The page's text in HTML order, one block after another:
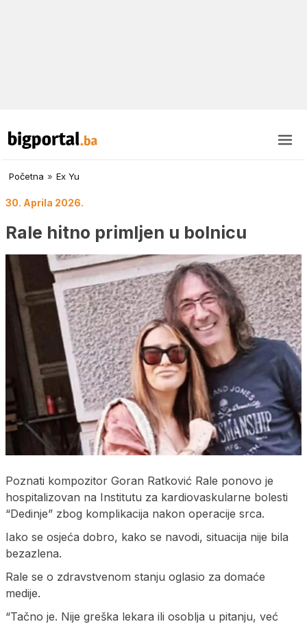
Početna » Ex Yu
30. Aprila 2026.
Rale hitno primljen u bolnicu
Poznati kompozitor Goran Ratković Rale ponovo je
hospitalizovan na Institutu za kardiovaskularne bolesti
“Dedinje” zbog komplikacija nakon operacije srca.
Iako se osjeća dobro, kako se navodi, situacija nije bila
bezazlena.
Rale se o zdravstvenom stanju oglasio za domaće
medije.
“Tačno je. Nije greška lekara ili osoblja u pitanju, već